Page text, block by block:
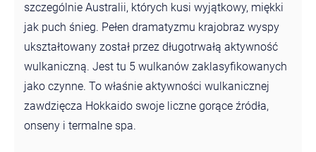
szczególnie Australii, których kusi wyjątkowy, miękki
jak puch śnieg. Pełen dramatyzmu krajobraz wyspy
ukształtowany został przez długotrwałą aktywność
wulkaniczną. Jest tu 5 wulkanów zaklasyfikowanych
jako czynne. To właśnie aktywności wulkanicznej
zawdzięcza Hokkaido swoje liczne gorące źródła,
onseny i termalne spa.